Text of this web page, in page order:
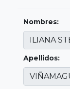
Nombres:
Apellidos: